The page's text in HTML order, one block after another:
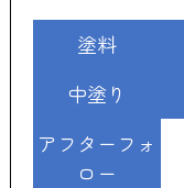
塗料
中塗り
アフターフォ
ロー